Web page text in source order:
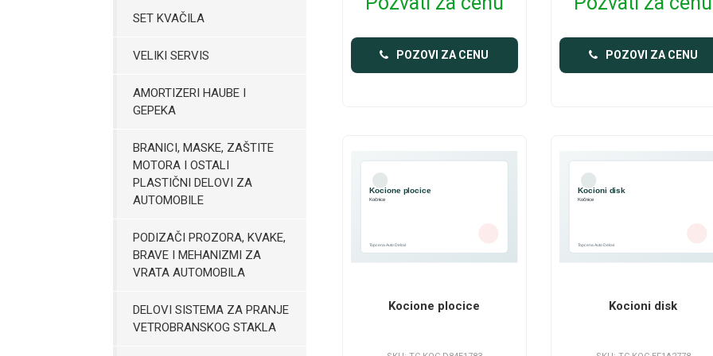
SET KVAČILA
VELIKI SERVIS
AMORTIZERI HAUBE I
GEPEKA
BRANICI, MASKE, ZAŠTITE
MOTORA I OSTALI
PLASTIČNI DELOVI ZA
AUTOMOBILE
PODIZAČI PROZORA, KVAKE,
BRAVE I MEHANIZMI ZA
VRATA AUTOMOBILA
DELOVI SISTEMA ZA PRANJE
VETROBRANSKOG STAKLA
POZOVI ZA CENU POZOVI ZA CENU
Kocione plocice Kocioni disk